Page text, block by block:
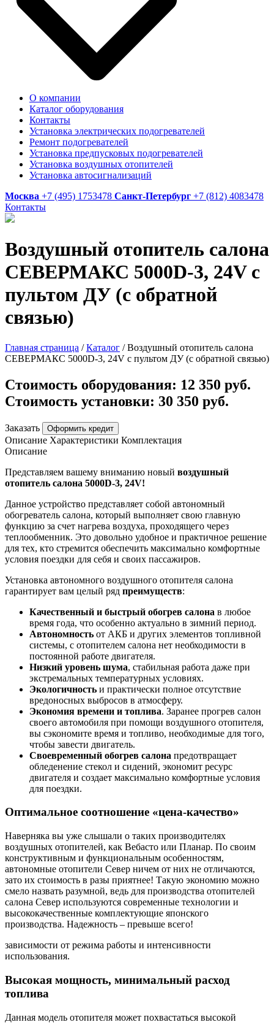
О компании
Каталог оборудования
Контакты
Установка электрических подогревателей
Ремонт подогревателей
Установка предпусковых подогревателей
Установка воздушных отопителей
Установка автосигнализаций
Москва +7 (495) 1753478 Санкт-Петербург +7 (812) 4083478
Контакты
Воздушный отопитель салона
СЕВЕРМАКС 5000D-3, 24V с
пультом ДУ (с обратной
связью)
Главная страница / Каталог / Воздушный отопитель салона
СЕВЕРМАКС 5000D-3, 24V с пультом ДУ (с обратной связью)
Стоимость оборудования: 12 350 руб.
Стоимость установки: 30 350 руб.
Заказать Оформить кредит
Описание Характеристики Комплектация
Описание
Представляем вашему вниманию новый воздушный
отопитель салона 5000D-3, 24V!
Данное устройство представляет собой автономный
обогреватель салона, который выполняет свою главную
функцию за счет нагрева воздуха, проходящего через
теплообменник. Это довольно удобное и практичное решение
для тех, кто стремится обеспечить максимально комфортные
условия поездки для себя и своих пассажиров.
Установка автономного воздушного отопителя салона
гарантирует вам целый ряд преимуществ:
Качественный и быстрый обогрев салона в любое
время года, что особенно актуально в зимний период.
Автономность от АКБ и других элементов топливной
системы, с отопителем салона нет необходимости в
постоянной работе двигателя.
Низкий уровень шума, стабильная работа даже при
экстремальных температурных условиях.
Экологичность и практически полное отсутствие
вредоносных выбросов в атмосферу.
Экономия времени и топлива. Заранее прогрев салон
своего автомобиля при помощи воздушного отопителя,
вы сэкономите время и топливо, необходимые для того,
чтобы завести двигатель.
Своевременный обогрев салона предотвращает
обледенение стекол и сидений, экономит ресурс
двигателя и создает максимально комфортные условия
для поездки.
Оптимальное соотношение «цена-качество»
Наверняка вы уже слышали о таких производителях
воздушных отопителей, как Вебасто или Планар. По своим
конструктивным и функциональным особенностям,
автономные отопители Север ничем от них не отличаются,
зато их стоимость в разы приятнее! Такую экономию можно
смело назвать разумной, ведь для производства отопителей
салона Север используются современные технологии и
высококачественные комплектующие японского
производства. Надежность – превыше всего!
зависимости от режима работы и интенсивности
использования.
Высокая мощность, минимальный расход
топлива
Данная модель отопителя может похвастаться высокой